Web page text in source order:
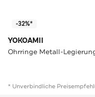
-32%*
YOKOAMII
* Unverbindliche